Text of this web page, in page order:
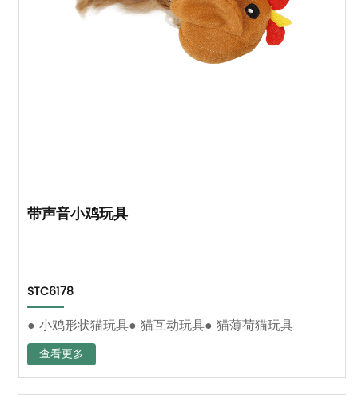
带声音小鸡玩具
STC6178
● 小鸡形状猫玩具● 猫互动玩具● 猫薄荷猫玩具
查看更多